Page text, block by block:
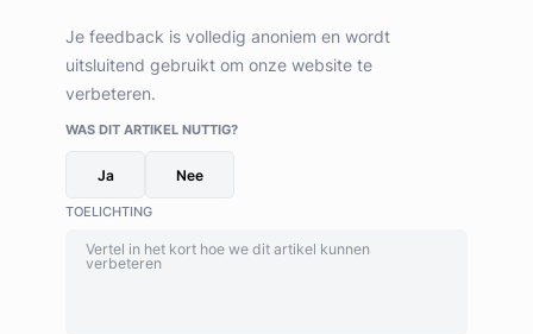
Je feedback is volledig anoniem en wordt
uitsluitend gebruikt om onze website te
verbeteren.
WAS DIT ARTIKEL NUTTIG?
Ja Nee
TOELICHTING